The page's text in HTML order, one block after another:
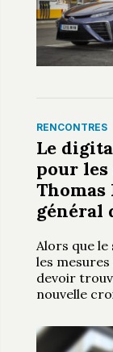
RENCONTRES
Le
pour les
général
Alors que
les
devoir
nouvelle